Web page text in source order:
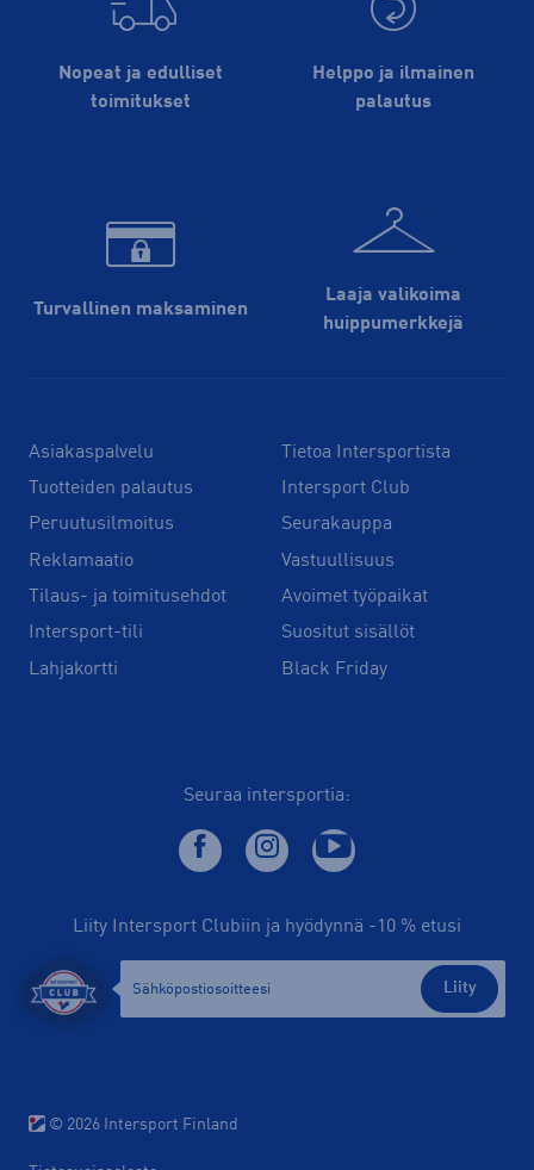
Nopeat ja edulliset
toimitukset
Helppo ja ilmainen
palautus
Turvallinen maksaminen
Laaja valikoima
huippu­merkkejä
Asiakaspalvelu
Tuotteiden palautus
Peruutusilmoitus
Reklamaatio
Tilaus- ja toimitusehdot
Intersport-tili
Lahjakortti
Tietoa Intersportista
Intersport Club
Seurakauppa
Vastuullisuus
Avoimet työpaikat
Suositut sisällöt
Black Friday
Seuraa intersportia:
Liity Intersport Clubiin ja hyödynnä -10 % etusi
Liity
© 2026 Intersport Finland